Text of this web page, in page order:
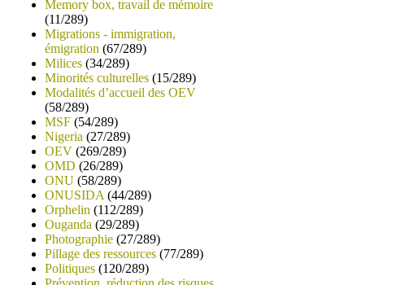
Memory box, travail de mémoire
(11/289)
Migrations - immigration,
émigration (67/289)
Milices (34/289)
Minorités culturelles (15/289)
Modalités d’accueil des OEV
(58/289)
MSF (54/289)
Nigeria (27/289)
OEV (269/289)
OMD (26/289)
ONU (58/289)
ONUSIDA (44/289)
Orphelin (112/289)
Ouganda (29/289)
Photographie (27/289)
Pillage des ressources (77/289)
Politiques (120/289)